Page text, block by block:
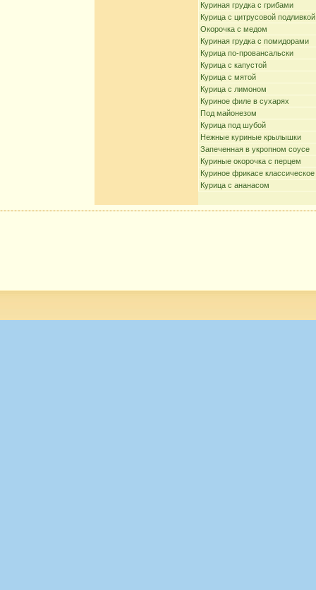
Куриная грудка с грибами
Курица с цитрусовой подливкой
Окорочка с медом
Куриная грудка с помидорами
Курица по-провансальски
Курица с капустой
Курица с мятой
Курица с лимоном
Куриное филе в сухарях
Под майонезом
Курица под шубой
Нежные куриные крылышки
Запеченная в укропном соусе
Куриные окорочка с перцем
Куриное фрикасе классическое
Курица с ананасом